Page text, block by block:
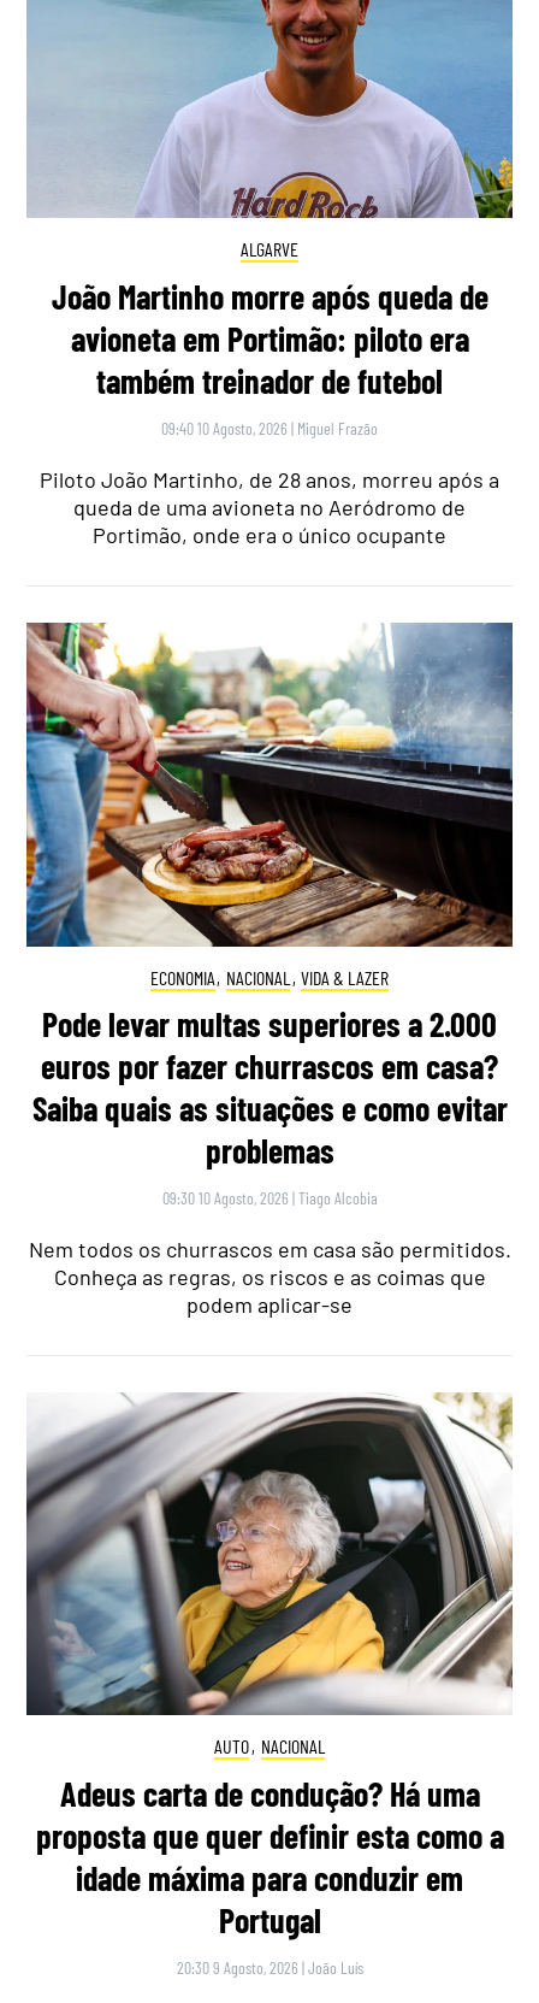
ALGARVE
João Martinho morre após queda de
avioneta em Portimão: piloto era
também treinador de futebol
09:40 10 Agosto, 2026 | Miguel Frazão
Piloto João Martinho, de 28 anos, morreu após a
queda de uma avioneta no Aeródromo de
Portimão, onde era o único ocupante
ECONOMIA, NACIONAL , VIDA & LAZER
Pode levar multas superiores a 2.000
euros por fazer churrascos em casa?
Saiba quais as situações e como evitar
problemas
09:30 10 Agosto, 2026 |Tiago Alcobia
Nem todos os churrascos em casa são permitidos.
Conheça as regras, os riscos e as coimas que
podem aplicar-se
AUTO, NACIONAL
Adeus carta de condução? Há uma
proposta que quer definir esta como a
idade máxima para conduzir em
Portugal
20:30 9 Agosto, 2026 |João Luís